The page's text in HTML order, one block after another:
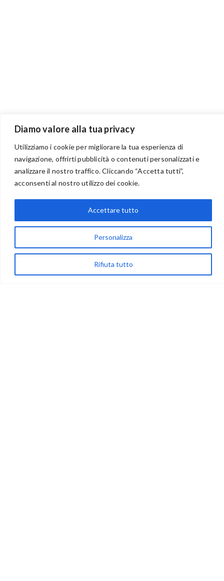
Diamo valore alla tua privacy
Utilizziamo i cookie per migliorare la tua esperienza di
navigazione, offrirti pubblicità o contenuti personalizzati e
analizzare il nostro traffico. Cliccando “Accetta tutti”,
acconsenti al nostro utilizzo dei cookie.
Personalizza
Rifiuta tutto
Accettare tutto
BENVENUTI NEL PORTALE RIVENDITORI
(+39) 081-7777233
info@ideepercreare.it